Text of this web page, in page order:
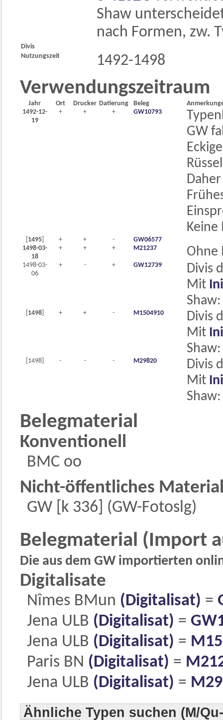
Shaw
nach Formen, zw.
Divis
Nutzungszeit
1492-1498
Verwendungszeitraum
Jahr Ort Drucker Datierung Beleg
1492-12-
19
+ + + GW10793
GW
Keine
1495] + + -
GW06577
1498-03-
18
+ + + M21237
1498-03-
06
+ - + GW12739
Divis
Mit
1498] + + - M1504910
Divis
Mit
[1498] - - - M29820
Divis
Mit
Belegmaterial
Konventionell
BMC oo
Nicht-öffentliches
GW [k 336] (GW-Fotoslg)
Belegmaterial (Import
Die aus dem GW importierten
Digitalisate
Nîmes BMun (Digitalisat) =
Jena ULB (Digitalisat) =
Jena ULB (Digitalisat) =
Paris BN (Digitalisat) =
Jena ULB (Digitalisat) =
Ähnliche Typen suchen (M/